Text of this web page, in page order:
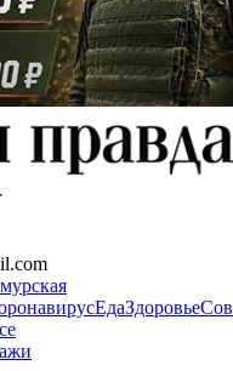
ЕдаЗдоровье